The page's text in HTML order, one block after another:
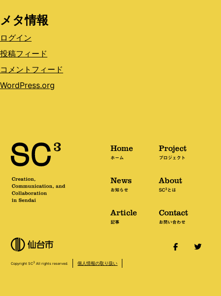
メタ情報
ログイン
投稿フィード
コメントフィード
WordPress.org
Home
ホーム
News
お知らせ
Article
記事
Project
プロジェクト
About
SC3とは
Contact
お問い合わせ
Copyright SC3 All rights reserved. 個人情報の取り扱い